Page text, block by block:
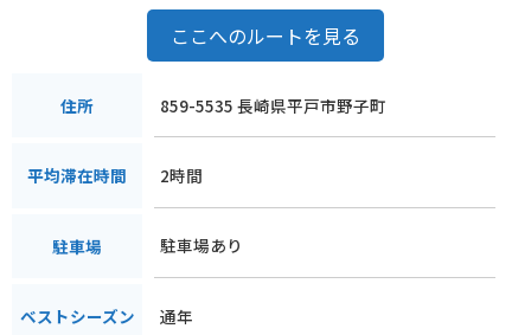
ここへのルートを見る
住所 859-5535 長崎県平戸市野子町
平均滞在時間 2時間
駐車場 駐車場あり
ベストシーズン 通年